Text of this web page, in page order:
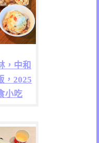
，中和
，2025
小吃